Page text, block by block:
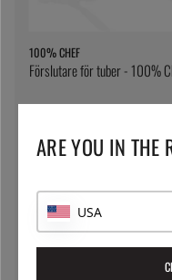
100% CHEF
Förslutare för tuber - 100%
ARE YOU IN THE
USA